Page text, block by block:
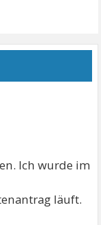
Ich wurde im
läuft.